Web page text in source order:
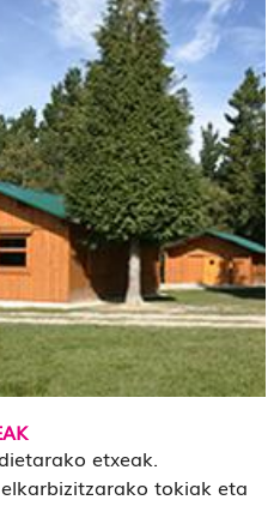
etxeak.
tokiak eta